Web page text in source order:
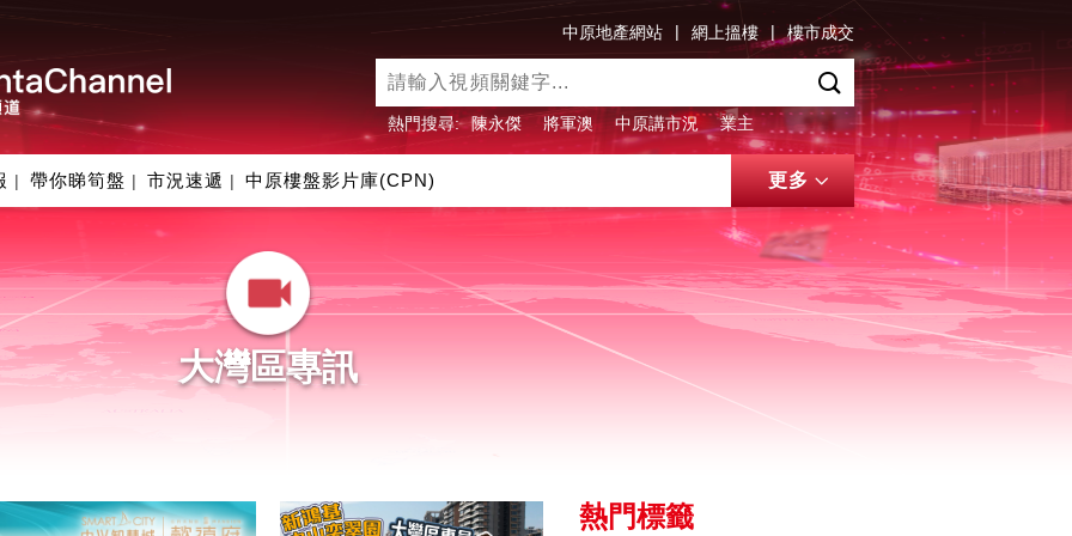
中原地產網站 | 網上搵樓 | 樓市成交
熱門搜尋: 陳永傑 將軍澳 中原講市況 業主
| 帶你睇筍盤 | 市況速遞 | 中原樓盤影片庫(CPN) 更多
大灣區專訊
熱門標籤